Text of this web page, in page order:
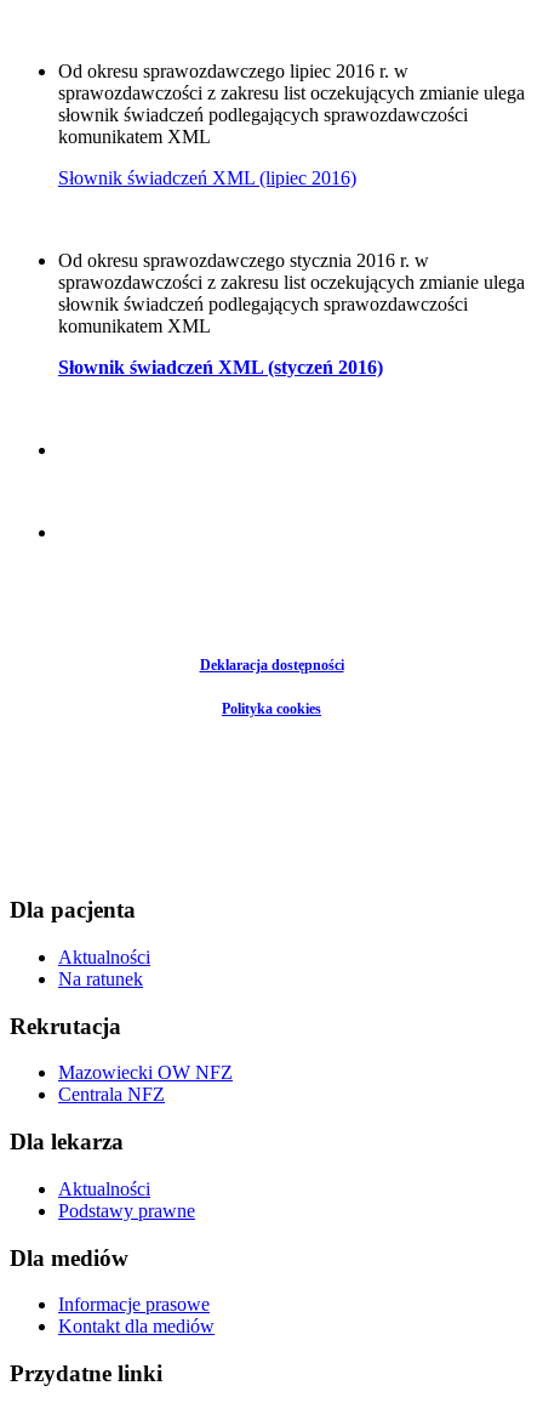
Od okresu sprawozdawczego lipiec 2016 r. w
sprawozdawczości z zakresu list oczekujących zmianie ulega
słownik świadczeń podlegających sprawozdawczości
komunikatem XML
Słownik świadczeń XML (lipiec 2016)
Od okresu sprawozdawczego stycznia 2016 r. w
sprawozdawczości z zakresu list oczekujących zmianie ulega
słownik świadczeń podlegających sprawozdawczości
komunikatem XML
Słownik świadczeń XML (styczeń 2016)
Deklaracja dostępności
Polityka cookies
Dla pacjenta
Aktualności
Na ratunek
Rekrutacja
Mazowiecki OW NFZ
Centrala NFZ
Dla lekarza
Aktualności
Podstawy prawne
Dla mediów
Informacje prasowe
Kontakt dla mediów
Przydatne linki